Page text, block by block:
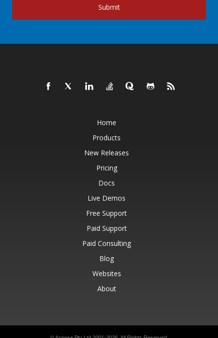
Submit
Home
Products
New Releases
Pricing
Docs
Live Demos
Free Support
Paid Support
Paid Consulting
Blog
Websites
About